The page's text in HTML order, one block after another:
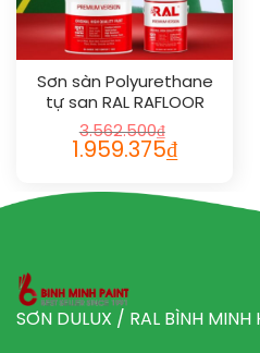
Sơn sàn Polyurethane
tự san RAL RAFLOOR
SHIELD SL 1037
3.562.500₫
1.959.375₫
SƠN DULUX / RAL BÌNH MINH